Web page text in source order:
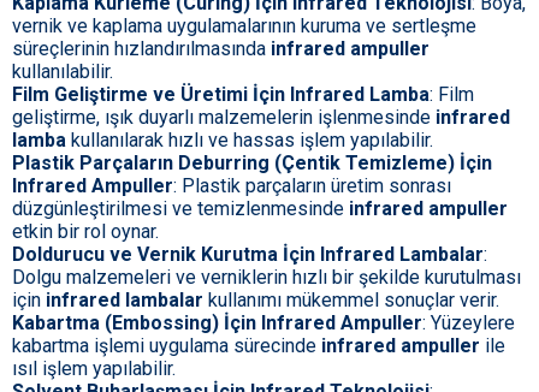
vernik ve kaplama uygulamalarının kuruma ve sertleşme
süreçlerinin hızlandırılmasında infrared ampuller
kullanılabilir.
Film Geliştirme ve Üretimi İçin Infrared Lamba: Film
geliştirme, ışık duyarlı malzemelerin işlenmesinde infrared
lamba kullanılarak hızlı ve hassas işlem yapılabilir.
Plastik Parçaların Deburring (Çentik Temizleme) İçin
Infrared Ampuller: Plastik parçaların üretim sonrası
düzgünleştirilmesi ve temizlenmesinde infrared ampuller
etkin bir rol oynar.
Doldurucu ve Vernik Kurutma İçin Infrared Lambalar:
Dolgu malzemeleri ve verniklerin hızlı bir şekilde kurutulması
için infrared lambalar kullanımı mükemmel sonuçlar verir.
Kabartma (Embossing) İçin Infrared Ampuller: Yüzeylere
kabartma işlemi uygulama sürecinde infrared ampuller ile
ısıl işlem yapılabilir.